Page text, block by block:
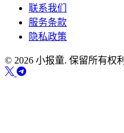
联系我们
服务条款
隐私政策
© 2026 小报童. 保留所有权利